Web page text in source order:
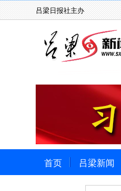
吕梁日报社主办
首页 吕梁新闻